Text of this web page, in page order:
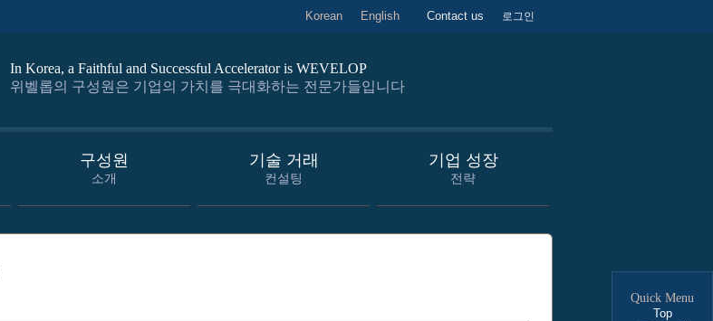
Korean English Contact us 로그인
In Korea, a Faithful and Successful Accelerator is WEVELOP
위벨롭의 구성원은 기업의 가치를 극대화하는 전문가들입니다
구성원
소개
기술 거래
컨설팅
기업 성장
전략
Quick Menu
Top